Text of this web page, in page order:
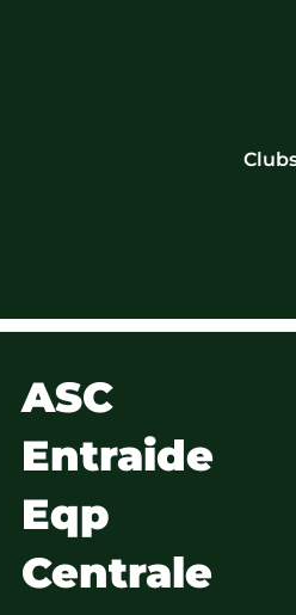
ASC
Entraide
Eqp
Centrale